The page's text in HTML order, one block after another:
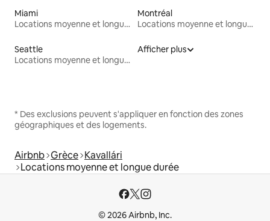
Miami
Locations moyenne et longue durée
Montréal
Locations moyenne et longue durée
Seattle
Locations moyenne et longue durée
Afficher plus
* Des exclusions peuvent s'appliquer en fonction des zones
géographiques et des logements.
Airbnb Grèce Kavallári
Locations moyenne et longue durée
© 2026 Airbnb, Inc.